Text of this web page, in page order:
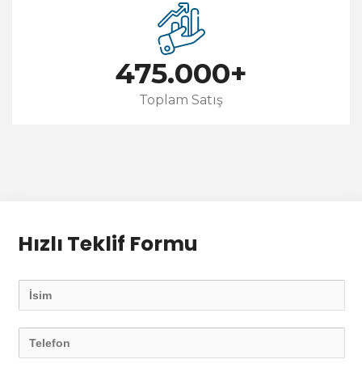
475.000+
Toplam Satış
Hızlı Teklif Formu